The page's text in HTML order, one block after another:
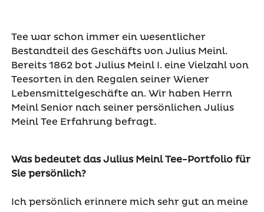
Tee war schon immer ein wesentlicher
Bestandteil des Geschäfts von Julius Meinl.
Bereits 1862 bot Julius Meinl I. eine Vielzahl von
Teesorten in den Regalen seiner Wiener
Lebensmittelgeschäfte an. Wir haben Herrn
Meinl Senior nach seiner persönlichen Julius
Meinl Tee Erfahrung befragt.
Was bedeutet das Julius Meinl Tee-Portfolio für
Sie persönlich?
Ich persönlich erinnere mich sehr gut an meine